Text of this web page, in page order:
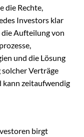
die Rechte,
Investors klar
Aufteilung von
und die Lösung
Verträge
zeitaufwendig
birgt